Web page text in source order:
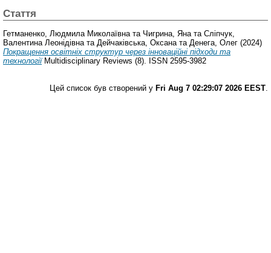
Стаття
Гетманенко, Людмила Миколаївна та Чигрина, Яна та Сліпчук,
Валентина Леонідівна та Дейчаківська, Оксана та Денега, Олег (2024)
Покращення освітніх структур через інноваційні підходи та
технологіїMultidisciplinary Reviews (8). ISSN 2595-3982
Цей список був створений у Fri Aug 7 02:29:07 2026 EEST